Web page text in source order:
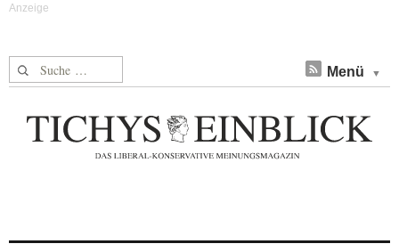
Suche nach: Menü